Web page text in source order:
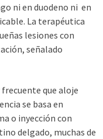
ni en duodeno ni en
La terapéutica
lesiones con
señalado
frecuente que aloje
se basa en
o inyección con
delgado, muchas de